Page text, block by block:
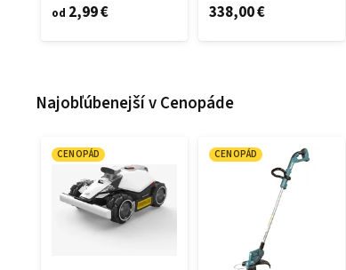
od 2,99 € 338,00 €
Najobľúbenejší v Cenopáde
CENOPÁD CENOPÁD